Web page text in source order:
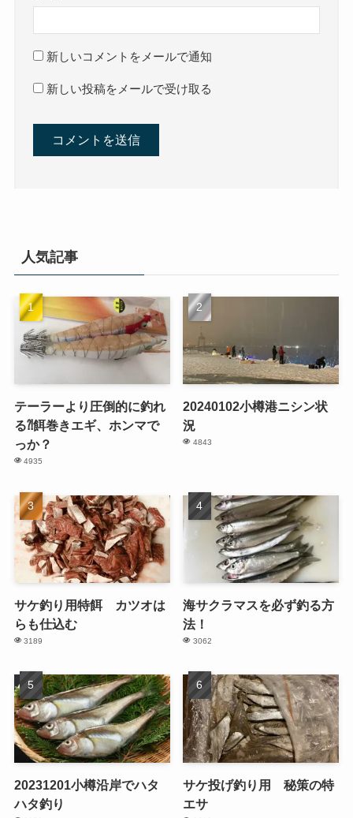
新しいコメントをメールで通知
新しい投稿をメールで受け取る
人気記事
テーラーより圧倒的に釣れ
る⁈餌巻きエギ、ホンマで
っか？
4935
20240102小樽港ニシン状
況
4843
サケ釣り用特餌 カツオは
らも仕込む
3189
海サクラマスを必ず釣る方
法！
3062
20231201小樽沿岸でハタ
ハタ釣り
サケ投げ釣り用 秘策の特
エサ